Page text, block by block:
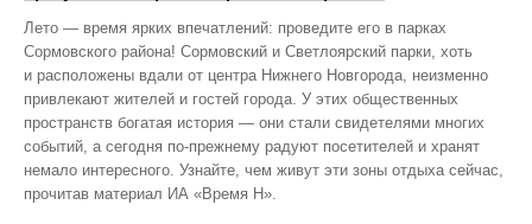
Лето — время ярких впечатлений: проведите его в парках
Сормовского района! Сормовский и Светлоярский парки, хоть
и расположены вдали от центра Нижнего Новгорода, неизменно
привлекают жителей и гостей города. У этих общественных
пространств богатая история — они стали свидетелями многих
событий, а сегодня по‑прежнему радуют посетителей и хранят
немало интересного. Узнайте, чем живут эти зоны отдыха сейчас,
прочитав материал ИА «Время Н».